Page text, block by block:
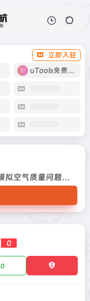
立即入驻
uTools免费工具箱
通过整合多个相关科学规律模拟空气质量问题发生的全过程
0
0